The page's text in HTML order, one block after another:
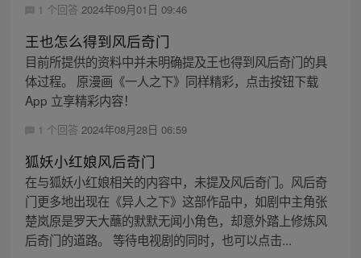
1 个回答 2024年09月01日 09:46
王也怎么得到风后奇门
目前所提供的资料中并未明确提及王也得到风后奇门的具
体过程。 原漫画《一人之下》同样精彩，点击按钮下载
App 立享精彩内容！
1 个回答 2024年08月28日 06:59
狐妖小红娘风后奇门
在与狐妖小红娘相关的内容中，未提及风后奇门。风后奇
门更多地出现在《异人之下》这部作品中，如剧中主角张
楚岚原是罗天大蘸的默默无闻小角色，却意外踏上修炼风
后奇门的道路。 等待电视剧的同时，也可以点击...